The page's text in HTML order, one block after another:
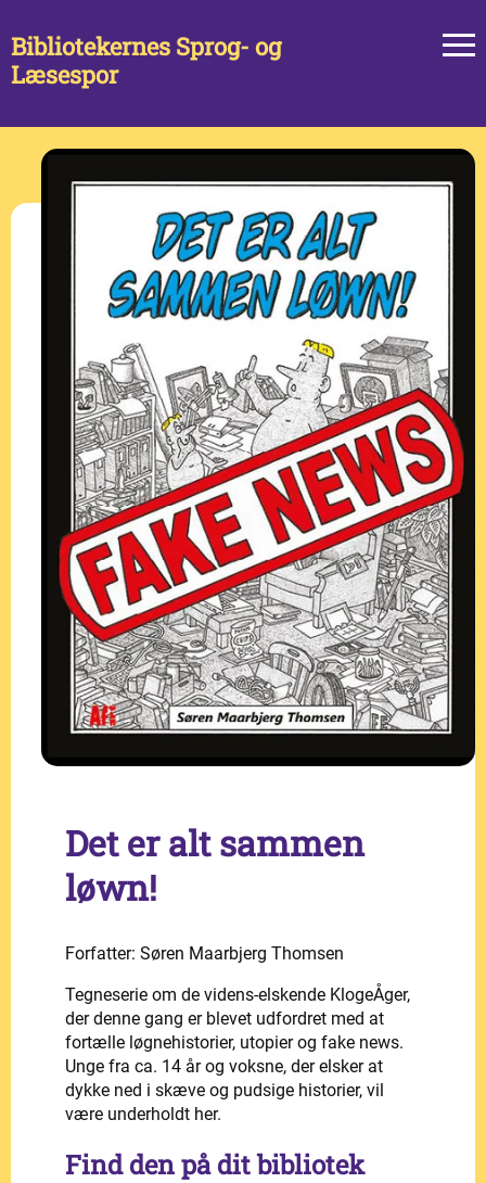
Bibliotekernes Sprog- og
Læsespor
Det er alt sammen
løwn!
Forfatter: Søren Maarbjerg Thomsen
Tegneserie om de videns-elskende KlogeÅger,
der denne gang er blevet udfordret med at
fortælle løgnehistorier, utopier og fake news.
Unge fra ca. 14 år og voksne, der elsker at
dykke ned i skæve og pudsige historier, vil
være underholdt her.
Find den på dit bibliotek